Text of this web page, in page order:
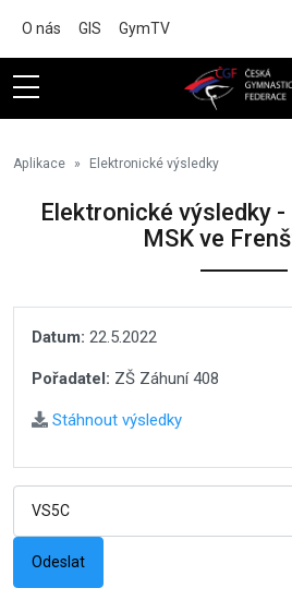
O nás GIS GymTV
Aplikace Elektronické výsledky
Elektronické výsledky
MSK ve
Datum: 22.5.2022
Pořadatel: ZŠ Záhuní 408
Stáhnout výsledky